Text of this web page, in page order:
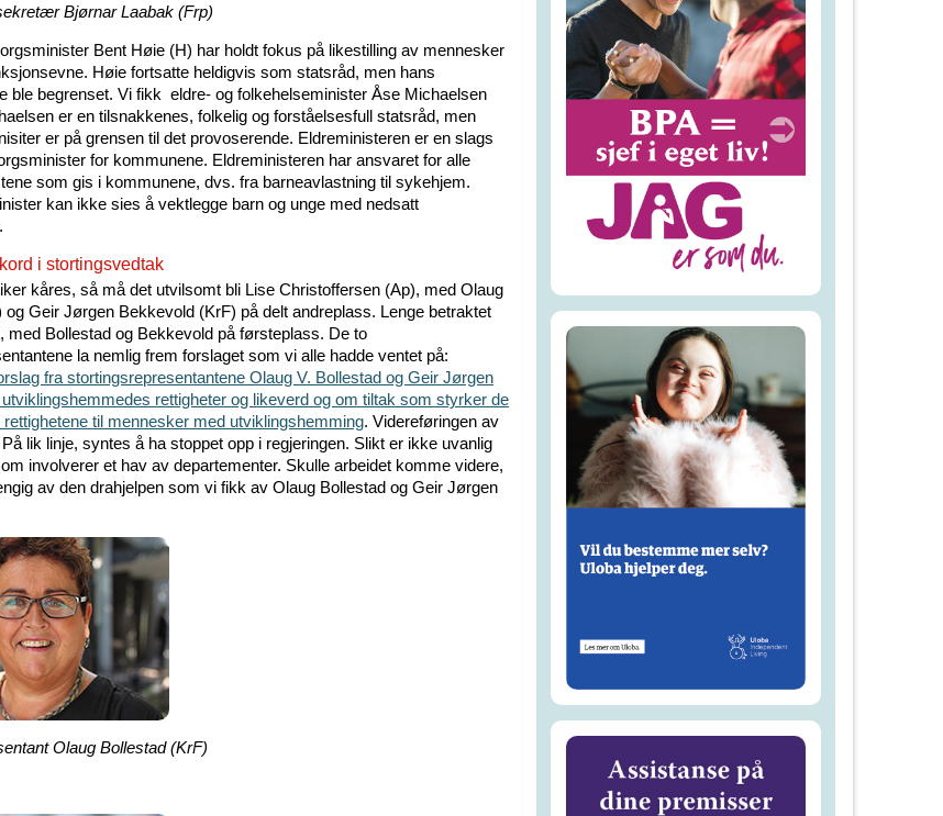
Bjørnar Laabak (Frp)
Bent Høie (H) har holdt fokus på likestilling av mennesker
Høie fortsatte heldigvis som statsråd, men hans
ble begrenset. Vi fikk eldre- og folkehelseminister Åse Michaelsen
er en tilsnakkenes, folkelig og forståelsesfull statsråd, men
er på grensen til det provoserende. Eldreministeren er en slags
for kommunene. Eldreministeren har ansvaret for alle
som gis i kommunene, dvs. fra barneavlastning til sykehjem.
kan ikke sies å vektlegge barn og unge med nedsatt
i stortingsvedtak
kåres, så må det utvilsomt bli Lise Christoffersen (Ap), med Olaug
og Geir Jørgen Bekkevold (KrF) på delt andreplass. Lenge betraktet
med Bollestad og Bekkevold på førsteplass. De to
la nemlig frem forslaget som vi alle hadde ventet på:
fra stortingsrepresentantene Olaug V. Bollestad og Geir Jørgen
rettigheter og likeverd og om tiltak som styrker de
rettighetene til mennesker med utviklingshemming. Videreføringen av
lik linje, syntes å ha stoppet opp i regjeringen. Slikt er ikke uvanlig
involverer et hav av departementer. Skulle arbeidet komme videre,
av den drahjelpen som vi fikk av Olaug Bollestad og Geir Jørgen
Olaug Bollestad (KrF)